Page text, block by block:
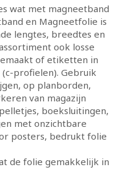
wat met magneetband
en Magneetfolie is
lengtes, breedtes en
ook losse
of etiketten in
profielen). Gebruik
op planborden,
van magazijn
boeksluitingen,
met onzichtbare
posters, bedrukt folie
de folie gemakkelijk in